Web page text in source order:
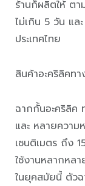
ร้านก็ผลิตให้ ต
ไม่เกิน 5 วัน แล
ประเทศไทย
สินค้าอะคริลิคท
ฉากกั้นอะคริลิค
และ หลายควา
เซนติเมตร ถึง
ใช้งานหลากหล
ในยุคสมัยนี้ ตัว